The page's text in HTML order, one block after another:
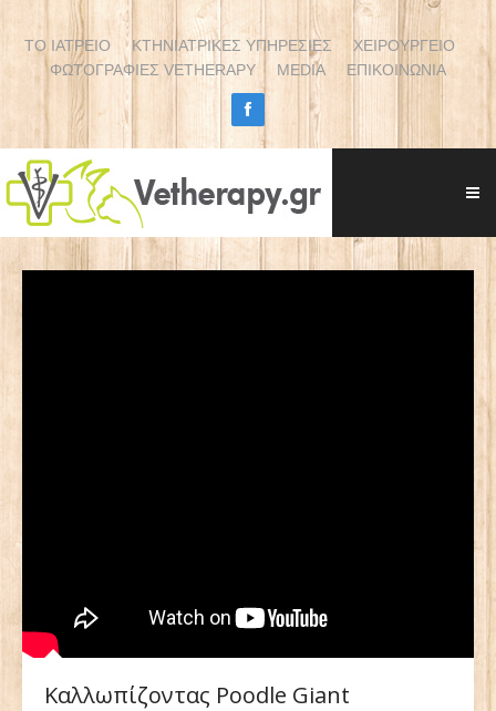
ΤΟ ΙΑΤΡΕΙΟ ΚΤΗΝΙΑΤΡΙΚΕΣ ΥΠΗΡΕΣΙΕΣ
ΧΕΙΡΟΥΡΓΕΙΟ
ΦΩΤΟΓΡΑΦΙΕΣ VETHERAPY
MEDIA ΕΠΙΚΟΙΝΩΝΙΑ
Καλλωπίζοντας Poodle Giant